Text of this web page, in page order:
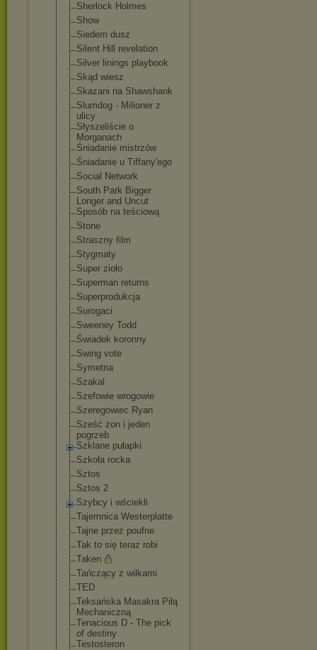
Sherlock Holmes
Show
Siedem dusz
Silent Hill revelation
Silver linings playbook
Skąd wiesz
Skazani na Shawshank
Slumdog - Milioner z
ulicy
Słyszeliście o
Morganach
Śniadanie mistrzów
Śniadanie u Tiffany'ego
Social Network
South Park Bigger
Longer and Uncut
Sposób na teściową
Stone
Straszny film
Stygmaty
Super zioło
Superman returns
Superprodukcja
Surogaci
Sweeney Todd
Świadek koronny
Swing vote
Symetria
Szakal
Szefowie wrogowie
Szeregowiec Ryan
Sześć żon i jeden
pogrzeb
Szklane pułapki
Szkoła rocka
Sztos
Sztos 2
Szybcy i wściekli
Tajemnica Westerplatte
Tajne przez poufne
Tak to się teraz robi
Taken
Tańczący z wilkami
TED
Teksańska Masakra Piłą
Mechaniczną
Tenacious D - The pick
of destiny
Testosteron